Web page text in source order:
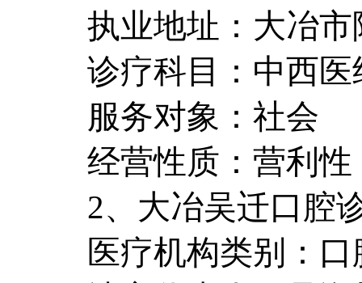
执业地址：大冶
诊疗科目：中西医
服务对象：社会
经营性质：营利性
2、大冶吴迁口腔
医疗机构类别：